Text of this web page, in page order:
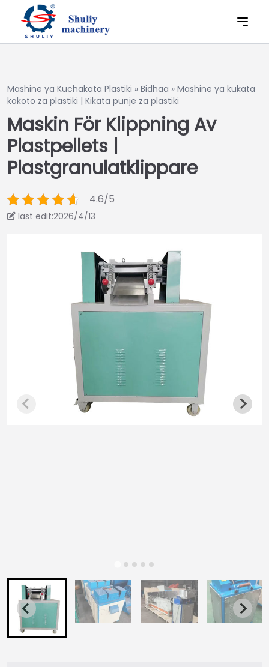
Mashine ya Kuchakata Plastiki » Bidhaa » Mashine ya kukata
kokoto za plastiki | Kikata punje za plastiki
Maskin För Klippning Av
Plastpellets |
Plastgranulatklippare
4.6/5
last edit:2026/4/13